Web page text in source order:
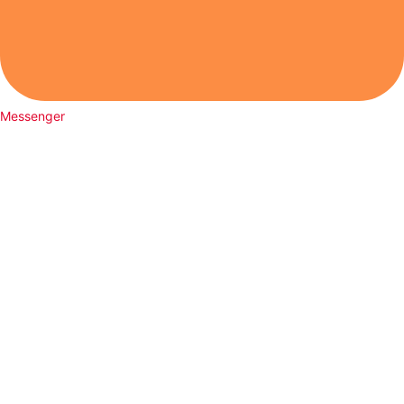
Messenger